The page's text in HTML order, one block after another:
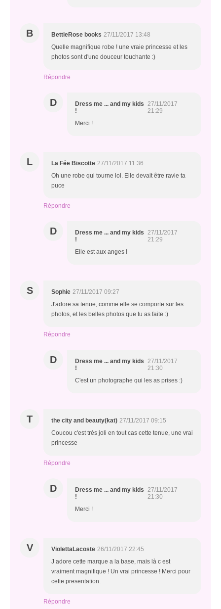
B BettieRose books 27/11/2017 13:48
Quelle magnifique robe ! une vraie princesse et les
photos sont d'une douceur touchante :)
Répondre
D
Dress me ... and my kids
!
27/11/2017
21:29
Merci !
L La Fée Biscotte 27/11/2017 11:36
Oh une robe qui tourne lol. Elle devait être ravie ta
puce
Répondre
D
Dress me ... and my kids
!
27/11/2017
21:29
Elle est aux anges !
S Sophie 27/11/2017 09:27
J'adore sa tenue, comme elle se comporte sur les
photos, et les belles photos que tu as faite :)
Répondre
D
Dress me ... and my kids
!
27/11/2017
21:30
C'est un photographe qui les as prises :)
T the city and beauty(kat) 27/11/2017 09:15
Coucou c'est très joli en tout cas cette tenue, une vrai
princesse
Répondre
D
Dress me ... and my kids
!
27/11/2017
21:30
Merci !
V ViolettaLacoste 26/11/2017 22:45
J adore cette marque a la base, mais là c est
vraiment magnifique ! Un vrai princesse ! Merci pour
cette presentation.
Répondre